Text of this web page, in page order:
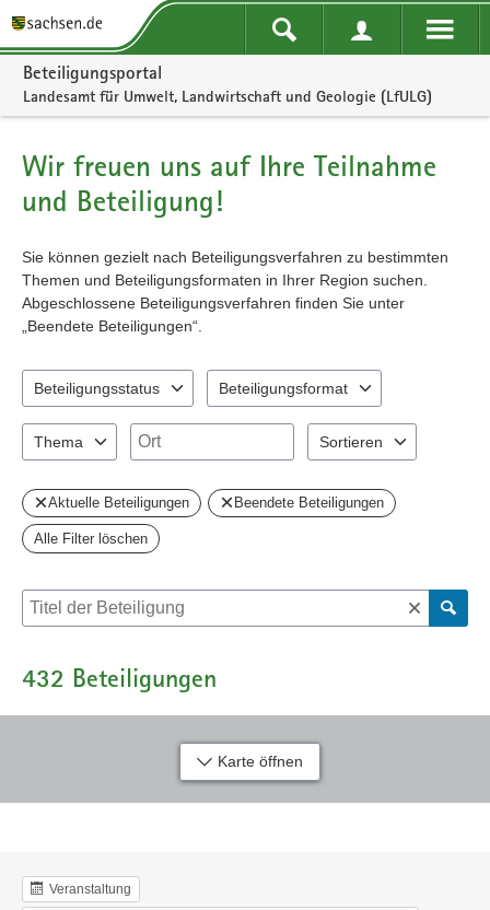
Portalnavigation
Beteiligungsportal
Landesamt für Umwelt, Landwirtschaft und Geologie (LfULG)
Wir freuen uns auf Ihre Teilnahme
und Beteiligung!
Sie können gezielt nach Beteiligungsverfahren zu bestimmten
Themen und Beteiligungsformaten in Ihrer Region suchen.
Abgeschlossene Beteiligungsverfahren finden Sie unter
„Beendete Beteiligungen“.
Beteiligungsstatus
Beteiligungsformat
Thema
Ort
Sortieren
Aktuelle Beteiligungen Beendete Beteiligungen
Alle Filter löschen
Suche nach Beteiligung
432 Beteiligungen
Karte öffnen
Veranstaltung